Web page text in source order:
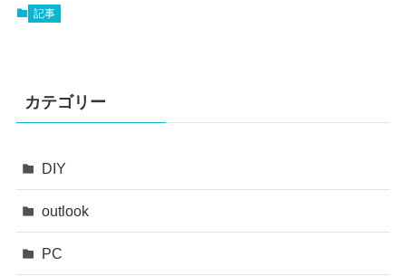
記事
カテゴリー
DIY
outlook
PC